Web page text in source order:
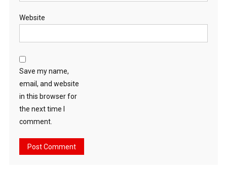
Website
Save my name,
email, and website
in this browser for
the next time I
comment.